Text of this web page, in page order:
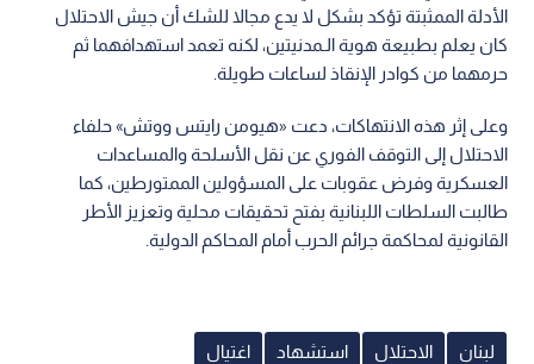
الأدلة الممثبتة تؤكد بشكل لا يدع مجالا للشك أن جيش الاحتلال
كان يعلم بطبيعة هوية الـمدنيتين، لكنه تعمد استهدافهما ثم
حرمهما من كوادر الإنقاذ لساعات طويلة.
وعلى إثر هذه الانتهاكات، دعت «هيومن رايتس ووتش» حلفاء
الاحتلال إلى التوقف الفوري عن نقل الأسلحة والمساعدات
العسكرية وفرض عقوبات على المسؤولين الممتورطين، كما
طالبت السلطات اللبنانية بفتح تحقيقات محلية وتعزيز الأطر
القانونية لمحاكمة جرائم الحرب أمام المحاكم الدولية.
لبنان الاحتلال استشهاد اغتيال